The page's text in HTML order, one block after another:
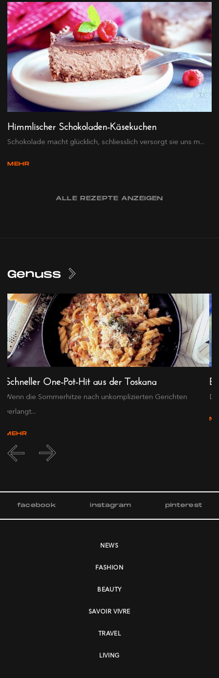
Himmlischer Schokoladen-Käsekuchen
Schokolade macht glücklich, schliesslich versorgt sie uns m...
MEHR
ALLE REZEPTE ANZEIGEN
Genuss
Schneller One-Pot-Hit aus der Toskana
Wenn die Sommerhitze nach unkomplizierten Gerichten
verlangt...
MEHR
facebook instagram pinterest
NEWS
FASHION
BEAUTY
SAVOIR VIVRE
TRAVEL
LIVING